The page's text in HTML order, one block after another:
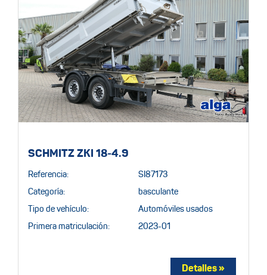
SCHMITZ ZKI 18-4.9
Referencia: SI87173
Categoría: basculante
Tipo de vehículo: Automóviles usados
Primera matriculación: 2023-01